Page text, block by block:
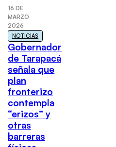
16 DE
MARZO
2026
NOTICIAS
Gobernador
de Tarapacá
señala que
plan
fronterizo
contempla
“erizos” y
otras
barreras